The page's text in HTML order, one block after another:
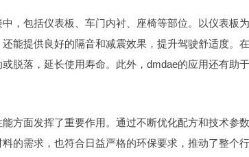
，包括仪表板、车门内衬、座椅等部位。以仪表板为
能提供良好的隔音和减震效果，提升驾驶舒适度。
脱落，延长使用寿命。此外，dmdae的应用还有助
方面发挥了重要作用。通过不断优化配方和技术参数
的需求，也符合日益严格的环保要求，推动了整个